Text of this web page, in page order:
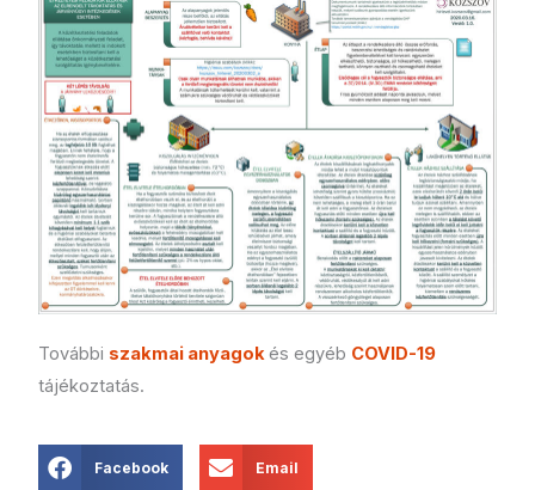
További szakmai anyagok és egyéb COVID-19
tájékoztatás.
Facebook Email